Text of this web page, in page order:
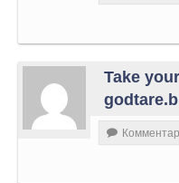
Take